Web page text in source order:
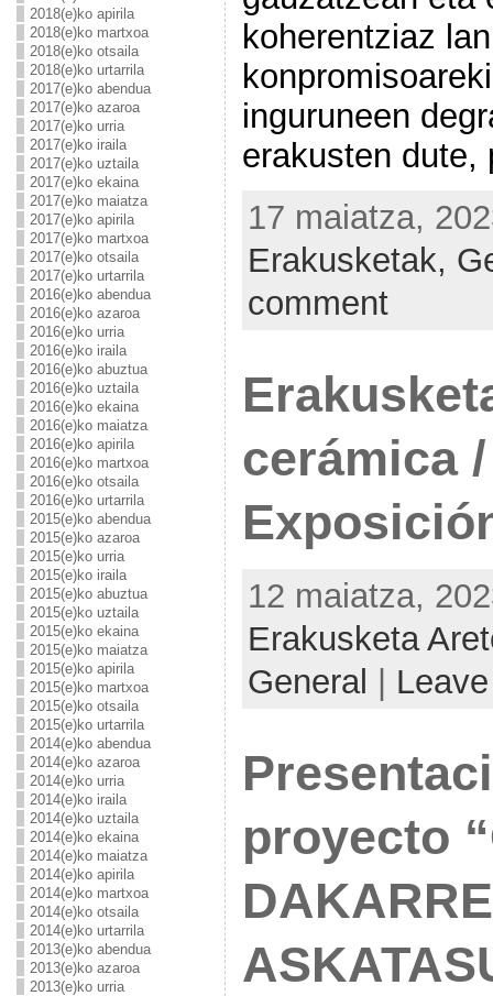
2018(e)ko apirila
2018(e)ko martxoa
2018(e)ko otsaila
2018(e)ko urtarrila
2017(e)ko abendua
2017(e)ko azaroa
2017(e)ko urria
2017(e)ko iraila
2017(e)ko uztaila
2017(e)ko ekaina
2017(e)ko maiatza
2017(e)ko apirila
2017(e)ko martxoa
2017(e)ko otsaila
2017(e)ko urtarrila
2016(e)ko abendua
2016(e)ko azaroa
2016(e)ko urria
2016(e)ko iraila
2016(e)ko abuztua
2016(e)ko uztaila
2016(e)ko ekaina
2016(e)ko maiatza
2016(e)ko apirila
2016(e)ko martxoa
2016(e)ko otsaila
2016(e)ko urtarrila
2015(e)ko abendua
2015(e)ko azaroa
2015(e)ko urria
2015(e)ko iraila
2015(e)ko abuztua
2015(e)ko uztaila
2015(e)ko ekaina
2015(e)ko maiatza
2015(e)ko apirila
2015(e)ko martxoa
2015(e)ko otsaila
2015(e)ko urtarrila
2014(e)ko abendua
2014(e)ko azaroa
2014(e)ko urria
2014(e)ko iraila
2014(e)ko uztaila
2014(e)ko ekaina
2014(e)ko maiatza
2014(e)ko apirila
2014(e)ko martxoa
2014(e)ko otsaila
2014(e)ko urtarrila
2013(e)ko abendua
2013(e)ko azaroa
2013(e)ko urria
koherentziaz
inguruneen
erakusten
17 maiatza,
Erakusketak,
comment
cerámica
12 maiatza,
Erakusketa
General |
proyecto